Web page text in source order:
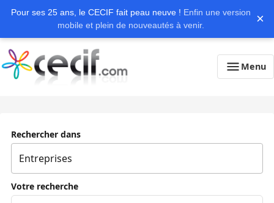
Pour ses 25 ans, le CECIF fait peau neuve ! Enfin une version
mobile et plein de nouveautés à venir.
×
Menu
Rechercher dans
Votre recherche